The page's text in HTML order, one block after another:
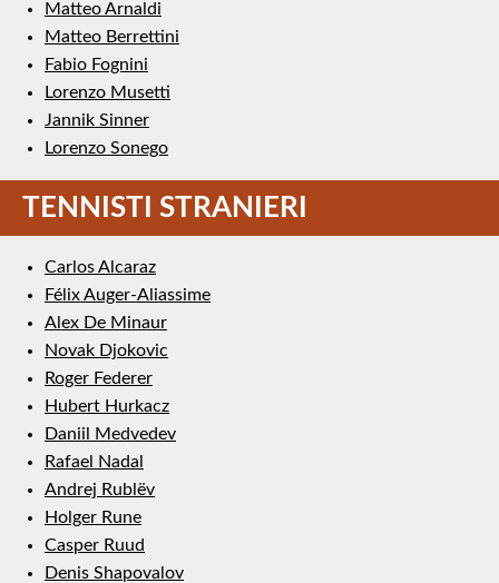
Matteo Arnaldi
Matteo Berrettini
Fabio Fognini
Lorenzo Musetti
Jannik Sinner
Lorenzo Sonego
TENNISTI STRANIERI
Carlos Alcaraz
Félix Auger-Aliassime
Alex De Minaur
Novak Djokovic
Roger Federer
Hubert Hurkacz
Daniil Medvedev
Rafael Nadal
Andrej Rublëv
Holger Rune
Casper Ruud
Denis Shapovalov